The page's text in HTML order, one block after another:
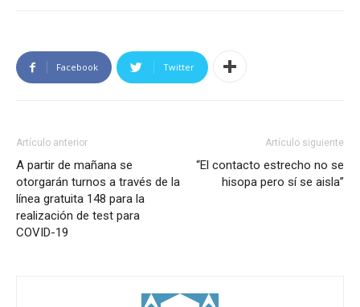
Facebook Twitter
Artículo anterior
A partir de mañana se
otorgarán turnos a través de la
línea gratuita 148 para la
realización de test para
COVID-19
Artículo siguiente
“El contacto estrecho no se
hisopa pero sí se aisla”